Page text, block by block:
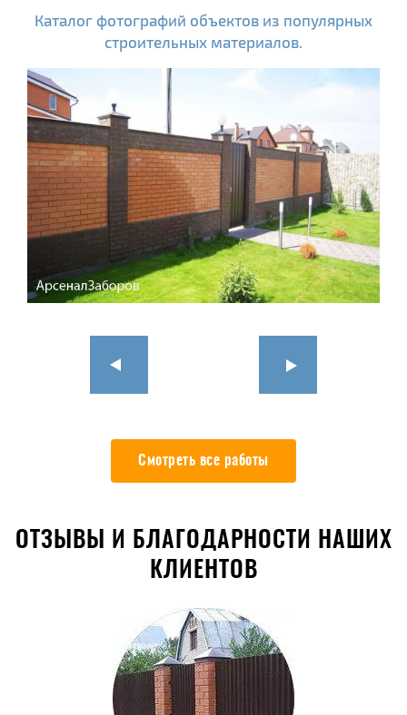
Каталог фотографий объектов из популярных
строительных материалов.
Смотреть все работы
ОТЗЫВЫ И БЛАГОДАРНОСТИ НАШИХ
КЛИЕНТОВ